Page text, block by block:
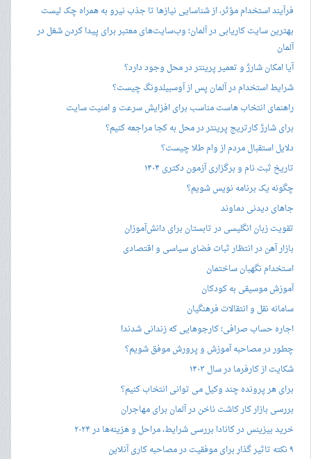
فرآیند استخدام مؤثر، از شناسایی نیازها تا جذب نیرو به همراه چک لیست
بهترین سایت کاریابی در آلمان؛ وب‌سایت‌های معتبر برای پیدا کردن شغل در
آلمان
آیا امکان شارژ و تعمیر پرینتر در محل وجود دارد؟
شرایط استخدام در آلمان پس از آوسبیلدونگ چیست؟
راهنمای انتخاب هاست مناسب برای افزایش سرعت و امنیت سایت
برای شارژ کارتریج پرینتر در محل به کجا مراجعه کنیم؟
دلایل استقبال مردم از وام طلا چیست؟
تاریخ ثبت نام و برگزاری آزمون دکتری ۱۴۰۴
چگونه یک برنامه نویس شویم؟
جاهای دیدنی دماوند
تقویت زبان انگلیسی در تابستان برای دانش‌آموزان
بازار آهن در انتظار ثبات فضای سیاسی و اقتصادی
استخدام نگهبان ساختمان
آموزش موسیقی به کودکان
سامانه نقل و انتقالات فرهنگیان
اجاره حساب صرافی؛ کارجوهایی که زندانی شدند!
چطور در مصاحبه‌ آموزش و پرورش موفق شویم؟
شکایت از کارفرما در سال ۱۴۰۳
برای هر پرونده چند وکیل می توانی انتخاب کنیم؟
بررسی بازار کار کاشت ناخن در آلمان برای مهاجران
خرید بیزینس در کانادا بررسی شرایط، مراحل و هزینه‌ها در ۲۰۲۴
۹ نکته تاثیر گذار برای موفقیت در مصاحبه کاری آنلاین